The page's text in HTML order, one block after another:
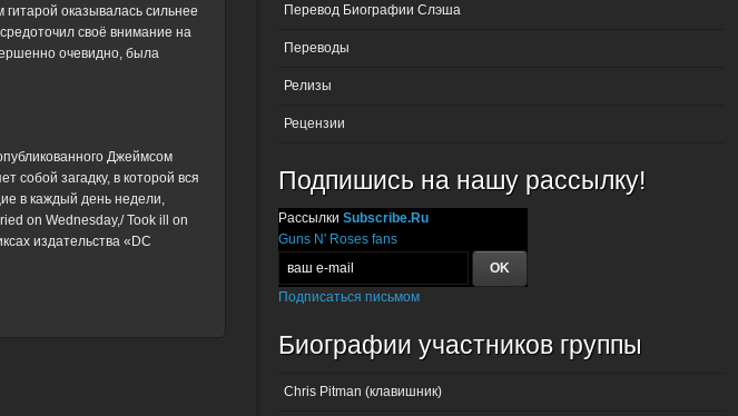
оказывалась сильнее
своё внимание на
очевидно, была
Джеймсом
собой загадку, в которой вся
в каждый день недели,
on Wednesday,/ Took ill on
издательства «DC
Перевод Биографии Слэша
Переводы
Релизы
Рецензии
Подпишись на нашу рассылку!
Рассылки Subscribe.Ru
Guns N' Roses fans
Подписаться письмом
Биографии участников группы
Chris Pitman (клавишник)